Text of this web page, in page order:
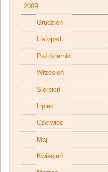
2009
Grudzień
Listopad
Październik
Wrzesień
Sierpień
Lipiec
Czerwiec
Maj
Kwiecień